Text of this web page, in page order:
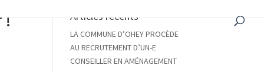
! Articles récents
LA COMMUNE D’OHEY PROCÈDE
AU RECRUTEMENT D’UN-E
CONSEILLER EN AMÉNAGEMENT